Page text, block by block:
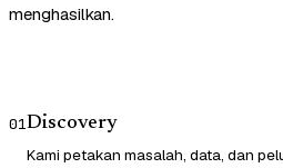
menghasilkan.
01Discovery
Kami petakan masalah, data, dan